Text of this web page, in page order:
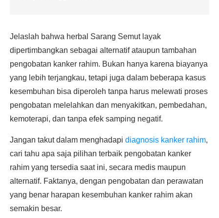
Jelaslah bahwa herbal Sarang Semut layak
dipertimbangkan sebagai alternatif ataupun tambahan
pengobatan kanker rahim. Bukan hanya karena biayanya
yang lebih terjangkau, tetapi juga dalam beberapa kasus
kesembuhan bisa diperoleh tanpa harus melewati proses
pengobatan melelahkan dan menyakitkan, pembedahan,
kemoterapi, dan tanpa efek samping negatif.
Jangan takut dalam menghadapi diagnosis kanker rahim,
cari tahu apa saja pilihan terbaik pengobatan kanker
rahim yang tersedia saat ini, secara medis maupun
alternatif. Faktanya, dengan pengobatan dan perawatan
yang benar harapan kesembuhan kanker rahim akan
semakin besar.